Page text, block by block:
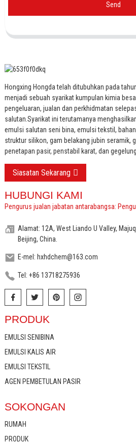
Send
Hongxing Hongda telah ditubuhkan pada
menjadi sebuah syarikat kumpulan kimia
pengeluaran, jualan dan perkhidmatan
salutan. Syarikat ini terutamanya
emulsi salutan seni bina, emulsi tekstil,
struktur silikon, gam belakang jubin seramik,
penetapan pasir, penstabil karat, dan gegelung
Siasatan Sekarang
HUBUNGI KAMI
Pengurus jualan jabatan antarabangsa:
Alamat: 12A, West Liando U Valley,
Beijing, China.
E-mel: hxhdchem@163.com
Tel: +86 13718275936
PRODUK
EMULSI SENIBINA
EMULSI KALIS AIR
EMULSI TEKSTIL
AGEN PEMBETULAN PASIR
SOKONGAN
RUMAH
PRODUK